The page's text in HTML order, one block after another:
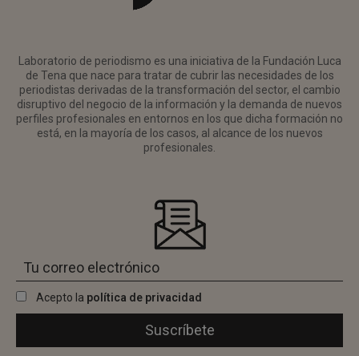
Laboratorio de periodismo es una iniciativa de la Fundación Luca
de Tena que nace para tratar de cubrir las necesidades de los
periodistas derivadas de la transformación del sector, el cambio
disruptivo del negocio de la información y la demanda de nuevos
perfiles profesionales en entornos en los que dicha formación no
está, en la mayoría de los casos, al alcance de los nuevos
profesionales.
Acepto la política de privacidad